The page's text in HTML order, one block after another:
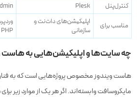
کنترل‌پنل
Plesk
مناسب برای
اپلیکیشن‌های دات‌نت و
سازمانی
PHP
چه سایت‌ها و اپلیکیشن‌هایی به هاست
هاست ویندوز مخصوص پروژه‌هایی است که به
مایکروسافت وابسته‌اند. اگر هر یک از موارد زیر